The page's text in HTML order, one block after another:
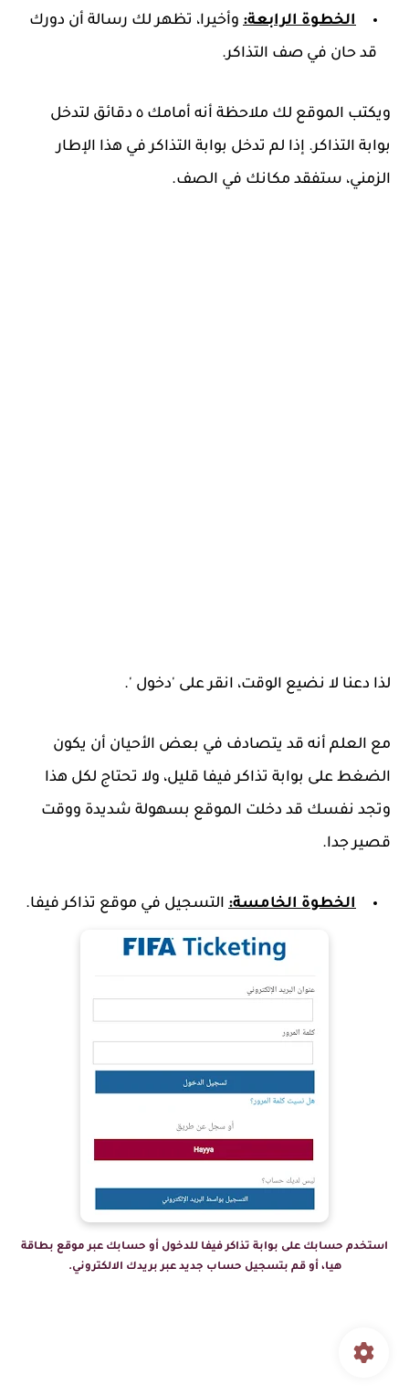
الخطوة الرابعة: وأخيرا، تظهر لك رسالة أن دورك
قد حان في صف التذاكر.
ويكتب الموقع لك ملاحظة أنه أمامك ٥ دقائق لتدخل
بوابة التذاكر. إذا لم تدخل بوابة التذاكر في هذا الإطار
الزمني، ستفقد مكانك في الصف.
لذا دعنا لا نضيع الوقت، انقر على 'دخول '.
مع العلم أنه قد يتصادف في بعض الأحيان أن يكون
الضغط على بوابة تذاكر فيفا قليل، ولا تحتاج لكل هذا
وتجد نفسك قد دخلت الموقع بسهولة شديدة ووقت
قصير جدا.
الخطوة الخامسة: التسجيل في موقع تذاكر فيفا.
استخدم حسابك على بوابة تذاكر فيفا للدخول أو حسابك عبر موقع بطاقة
هيا، أو قم بتسجيل حساب جديد عبر بريدك الالكتروني.